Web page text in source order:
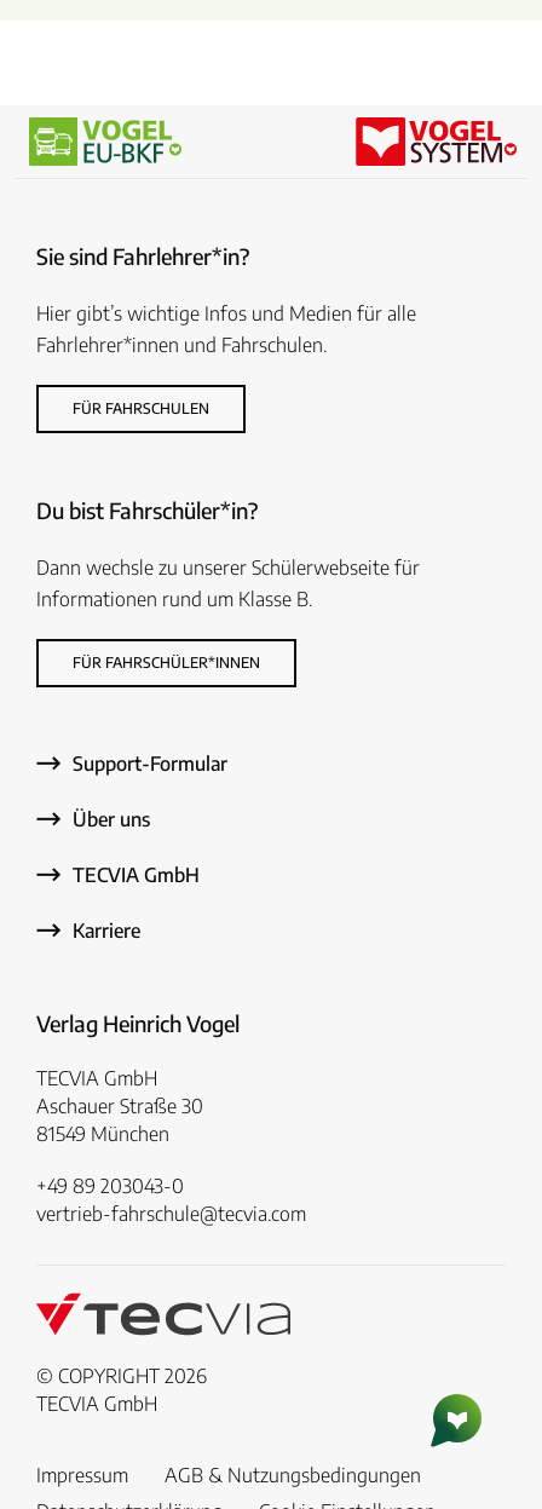
Sie sind Fahrlehrer*in?
Hier gibt’s wichtige Infos und Medien für alle
Fahrlehrer*innen und Fahrschulen.
FÜR FAHRSCHULEN
Du bist Fahrschüler*in?
Dann wechsle zu unserer Schülerwebseite für
Informationen rund um Klasse B.
FÜR FAHRSCHÜLER*INNEN
Support-Formular
Über uns
TECVIA GmbH
Karriere
Verlag Heinrich Vogel
TECVIA GmbH
Aschauer Straße 30
81549 München
+49 89 203043-0
vertrieb-fahrschule@tecvia.com
© COPYRIGHT 2026
TECVIA GmbH
Impressum
AGB & Nutzungsbedingungen